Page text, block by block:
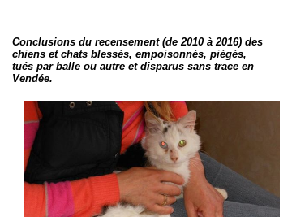
Conclusions du recensement (de 2010 à 2016) des
chiens et chats blessés, empoisonnés, piégés,
tués par balle ou autre et disparus sans trace en
Vendée.